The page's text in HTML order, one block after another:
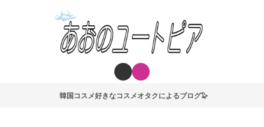
韓国コスメ好きなコスメオタクによるブログ🦭